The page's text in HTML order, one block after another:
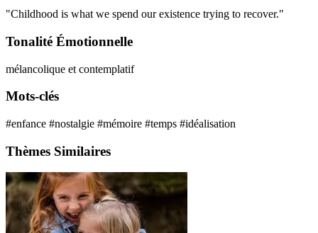
"Childhood is what we spend our existence trying to recover."
Tonalité Émotionnelle
mélancolique et contemplatif
Mots-clés
#enfance #nostalgie #mémoire #temps #idéalisation
Thèmes Similaires